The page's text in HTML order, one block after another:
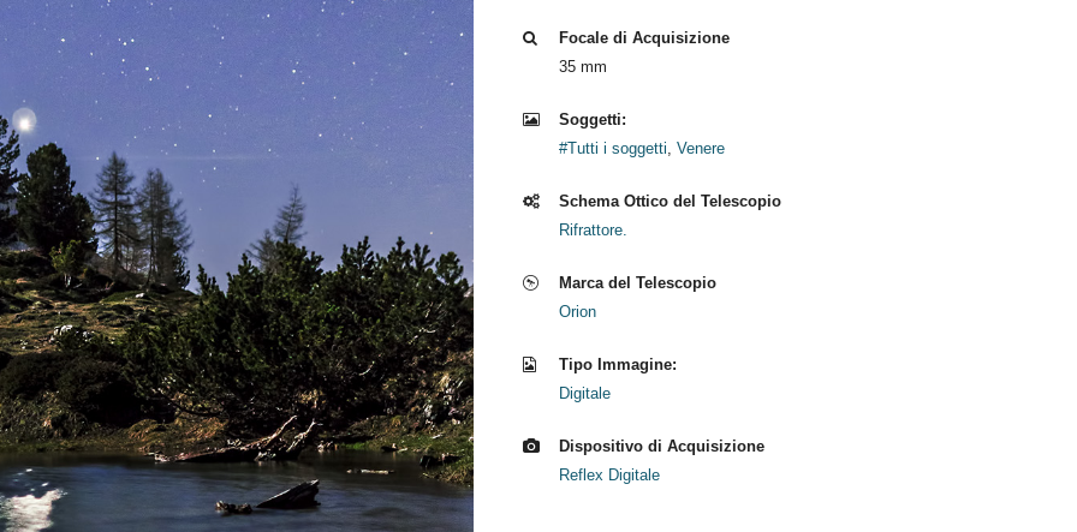
Focale di Acquisizione
35 mm
Soggetti:
#Tutti i soggetti, Venere
Schema Ottico del Telescopio
Rifrattore.
Marca del Telescopio
Orion
Tipo Immagine:
Digitale
Dispositivo di Acquisizione
Reflex Digitale